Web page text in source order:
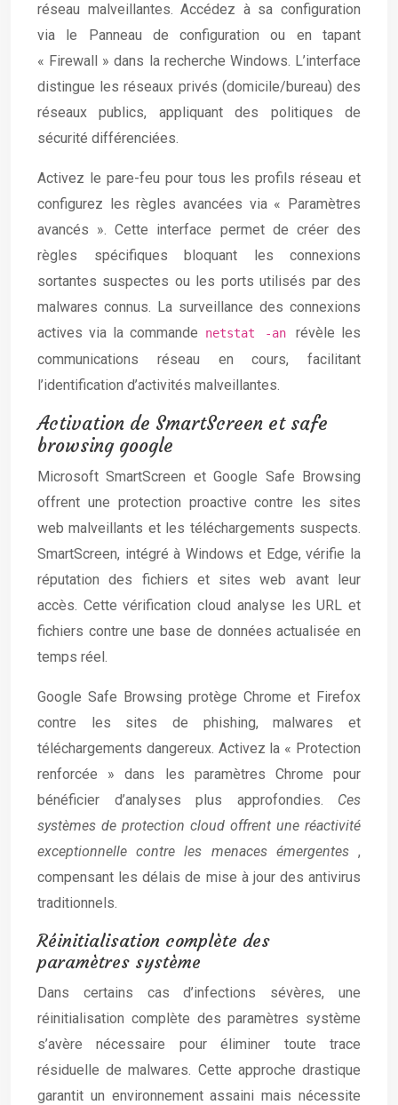
réseau malveillantes. Accédez à sa configuration
via le Panneau de configuration ou en tapant
« Firewall » dans la recherche Windows. L’interface
distingue les réseaux privés (domicile/bureau) des
réseaux publics, appliquant des politiques de
sécurité différenciées.
Activez le pare-feu pour tous les profils réseau et
configurez les règles avancées via « Paramètres
avancés ». Cette interface permet de créer des
règles spécifiques bloquant les connexions
sortantes suspectes ou les ports utilisés par des
malwares connus. La surveillance des connexions
actives via la commande
netstat -an révèle les
communications réseau en cours, facilitant
l’identification d’activités malveillantes.
Activation de SmartScreen et safe
browsing google
Microsoft SmartScreen et Google Safe Browsing
offrent une protection proactive contre les sites
web malveillants et les téléchargements suspects.
SmartScreen, intégré à Windows et Edge, vérifie la
réputation des fichiers et sites web avant leur
accès. Cette vérification cloud analyse les URL et
fichiers contre une base de données actualisée en
temps réel.
Google Safe Browsing protège Chrome et Firefox
contre les sites de phishing, malwares et
téléchargements dangereux. Activez la « Protection
renforcée » dans les paramètres Chrome pour
bénéficier d’analyses plus approfondies. Ces
systèmes de protection cloud offrent une réactivité
exceptionnelle contre les menaces émergentes ,
compensant les délais de mise à jour des antivirus
traditionnels.
Réinitialisation complète des
paramètres système
Dans certains cas d’infections sévères, une
réinitialisation complète des paramètres système
s’avère nécessaire pour éliminer toute trace
résiduelle de malwares. Cette approche drastique
garantit un environnement assaini mais nécessite